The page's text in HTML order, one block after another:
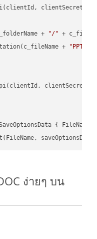
clientSecret);
+ "/" +
+
"PPT"
clientSecret);
{ FileName
ง่ายๆ บน